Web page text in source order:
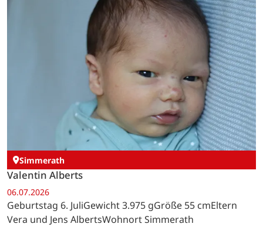
Simmerath
Valentin Alberts
06.07.2026
Geburtstag 6. JuliGewicht 3.975 gGröße 55 cmEltern
Vera und Jens AlbertsWohnort Simmerath